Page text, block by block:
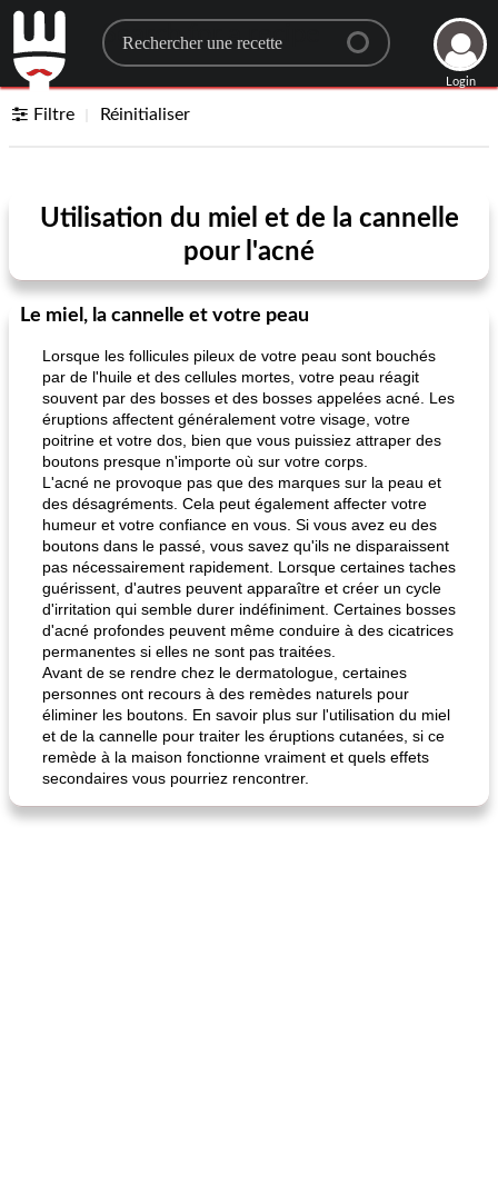
Search for a recipe
Login
Filtre Réinitialiser
Utilisation du miel et de la cannelle
pour l'acné
Le miel, la cannelle et votre peau
Lorsque les follicules pileux de votre peau sont bouchés
par de l'huile et des cellules mortes, votre peau réagit
souvent par des bosses et des bosses appelées acné. Les
éruptions affectent généralement votre visage, votre
poitrine et votre dos, bien que vous puissiez attraper des
boutons presque n'importe où sur votre corps.
L'acné ne provoque pas que des marques sur la peau et
des désagréments. Cela peut également affecter votre
humeur et votre confiance en vous. Si vous avez eu des
boutons dans le passé, vous savez qu'ils ne disparaissent
pas nécessairement rapidement. Lorsque certaines taches
guérissent, d'autres peuvent apparaître et créer un cycle
d'irritation qui semble durer indéfiniment. Certaines bosses
d'acné profondes peuvent même conduire à des cicatrices
permanentes si elles ne sont pas traitées.
Avant de se rendre chez le dermatologue, certaines
personnes ont recours à des remèdes naturels pour
éliminer les boutons. En savoir plus sur l'utilisation du miel
et de la cannelle pour traiter les éruptions cutanées, si ce
remède à la maison fonctionne vraiment et quels effets
secondaires vous pourriez rencontrer.